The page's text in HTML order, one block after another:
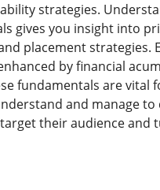
strategies.
gives you insight into
placement strategies.
by financial
fundamentals are vital
and manage to
their audience and